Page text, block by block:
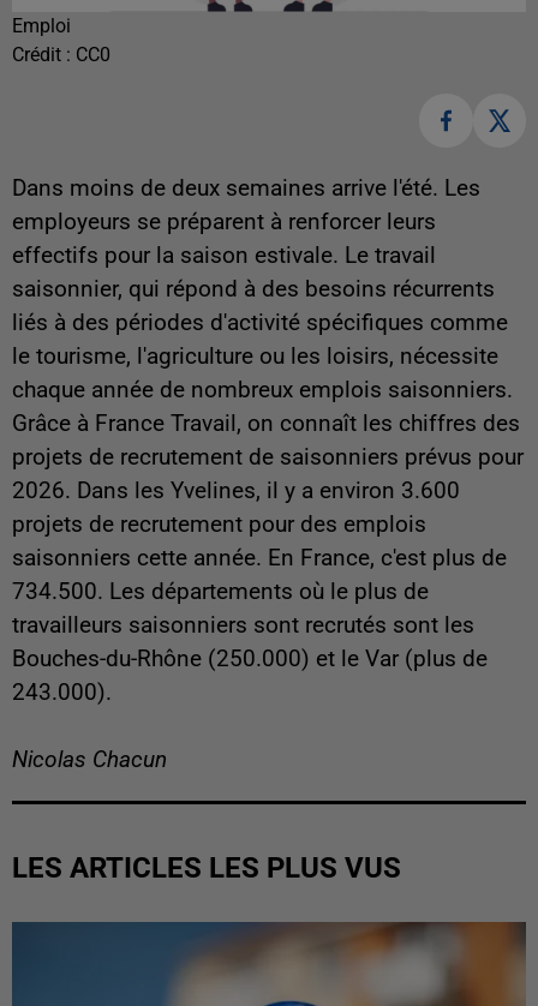
Emploi
Crédit : CC0
Dans moins de deux semaines arrive l'été. Les
employeurs se préparent à renforcer leurs
effectifs pour la saison estivale. Le travail
saisonnier, qui répond à des besoins récurrents
liés à des périodes d'activité spécifiques comme
le tourisme, l'agriculture ou les loisirs, nécessite
chaque année de nombreux emplois saisonniers.
Grâce à France Travail, on connaît les chiffres des
projets de recrutement de saisonniers prévus pour
2026. Dans les Yvelines, il y a environ 3.600
projets de recrutement pour des emplois
saisonniers cette année. En France, c'est plus de
734.500. Les départements où le plus de
travailleurs saisonniers sont recrutés sont les
Bouches-du-Rhône (250.000) et le Var (plus de
243.000).
Nicolas Chacun
LES ARTICLES LES PLUS VUS